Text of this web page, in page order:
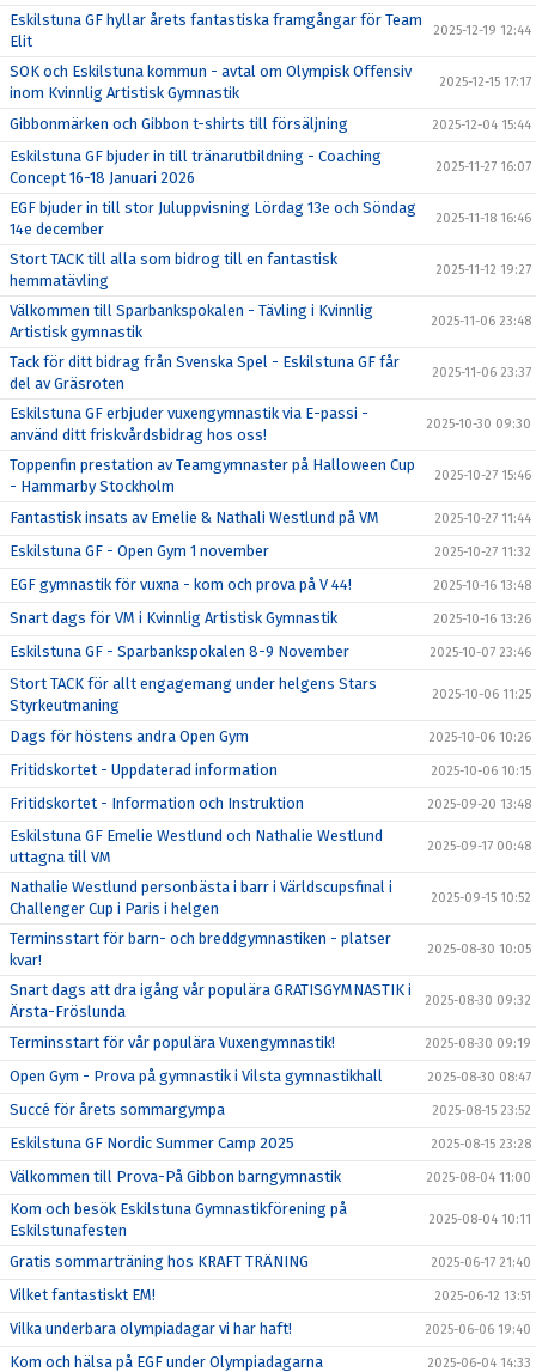
Eskilstuna GF hyllar årets fantastiska framgångar för Team
Elit
2025-12-19 12:44
SOK och Eskilstuna kommun - avtal om Olympisk Offensiv
inom Kvinnlig Artistisk Gymnastik
2025-12-15 17:17
Gibbonmärken och Gibbon t-shirts till försäljning 2025-12-04 15:44
Eskilstuna GF bjuder in till tränarutbildning - Coaching
Concept 16-18 Januari 2026
2025-11-27 16:07
EGF bjuder in till stor Juluppvisning Lördag 13e och Söndag
14e december
2025-11-18 16:46
Stort TACK till alla som bidrog till en fantastisk
hemmatävling
2025-11-12 19:27
Välkommen till Sparbankspokalen - Tävling i Kvinnlig
Artistisk gymnastik
2025-11-06 23:48
Tack för ditt bidrag från Svenska Spel - Eskilstuna GF får
del av Gräsroten
2025-11-06 23:37
Eskilstuna GF erbjuder vuxengymnastik via E-passi -
använd ditt friskvårdsbidrag hos oss!
2025-10-30 09:30
Toppenfin prestation av Teamgymnaster på Halloween Cup
- Hammarby Stockholm
2025-10-27 15:46
Fantastisk insats av Emelie & Nathali Westlund på VM 2025-10-27 11:44
Eskilstuna GF - Open Gym 1 november 2025-10-27 11:32
EGF gymnastik för vuxna - kom och prova på V 44! 2025-10-16 13:48
Snart dags för VM i Kvinnlig Artistisk Gymnastik 2025-10-16 13:26
Eskilstuna GF - Sparbankspokalen 8-9 November 2025-10-07 23:46
Stort TACK för allt engagemang under helgens Stars
Styrkeutmaning
2025-10-06 11:25
Dags för höstens andra Open Gym 2025-10-06 10:26
Fritidskortet - Uppdaterad information 2025-10-06 10:15
Fritidskortet - Information och Instruktion 2025-09-20 13:48
Eskilstuna GF Emelie Westlund och Nathalie Westlund
uttagna till VM
2025-09-17 00:48
Nathalie Westlund personbästa i barr i Världscupsfinal i
Challenger Cup i Paris i helgen
2025-09-15 10:52
Terminsstart för barn- och breddgymnastiken - platser
kvar!
2025-08-30 10:05
Snart dags att dra igång vår populära GRATISGYMNASTIK i
Ärsta-Fröslunda
2025-08-30 09:32
Terminsstart för vår populära Vuxengymnastik! 2025-08-30 09:19
Open Gym - Prova på gymnastik i Vilsta gymnastikhall 2025-08-30 08:47
Succé för årets sommargympa 2025-08-15 23:52
Eskilstuna GF Nordic Summer Camp 2025 2025-08-15 23:28
Välkommen till Prova-På Gibbon barngymnastik 2025-08-04 11:00
Kom och besök Eskilstuna Gymnastikförening på
Eskilstunafesten
2025-08-04 10:11
Gratis sommarträning hos KRAFT TRÄNING 2025-06-17 21:40
Vilket fantastiskt EM! 2025-06-12 13:51
Vilka underbara olympiadagar vi har haft! 2025-06-06 19:40
Kom och hälsa på EGF under Olympiadagarna 2025-06-04 14:33